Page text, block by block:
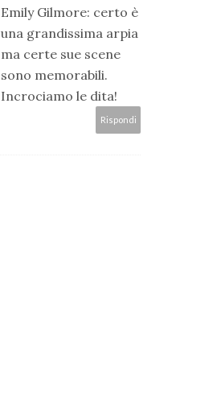
Emily Gilmore: certo è
una grandissima arpia
ma certe sue scene
sono memorabili.
Incrociamo le dita!
Rispondi